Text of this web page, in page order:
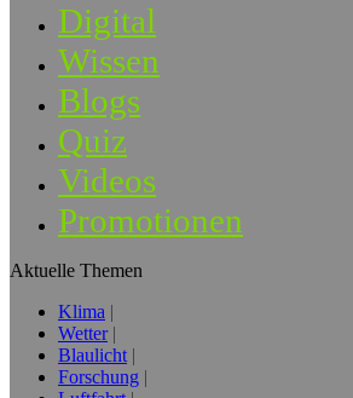
Digital
Wissen
Blogs
Quiz
Videos
Promotionen
Aktuelle Themen
Klima
Wetter
Blaulicht
Forschung